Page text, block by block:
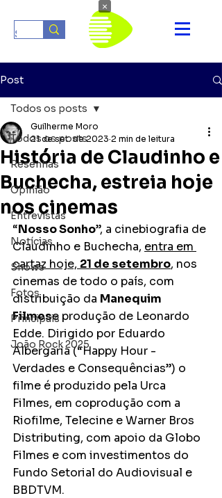
Post
Todos os posts
Resenhas
Opinião
Entrevistas
Notícias
Shows
Fotos
Principais
João Rock 2025
Todos os posts
História de Claudinho e
Buchecha, estreia hoje
nos cinemas
Guilherme Moro
21 de set. de 2023 2 min de leitura
“Nosso Sonho”, a cinebiografia de
Claudinho e Buchecha, entra em
cartaz hoje, 21 de setembro, nos
cinemas de todo o país, com
distribuição da Manequim
Filmese produção de Leonardo
Edde. Dirigido por Eduardo
Albergaria (“Happy Hour -
Verdades e Consequências”) o
filme é produzido pela Urca
Filmes, em coprodução com a
Riofilme, Telecine e Warner Bros
Distributing, com apoio da Globo
Filmes e com investimentos do
Fundo Setorial do Audiovisual e
BBDTVM.
×